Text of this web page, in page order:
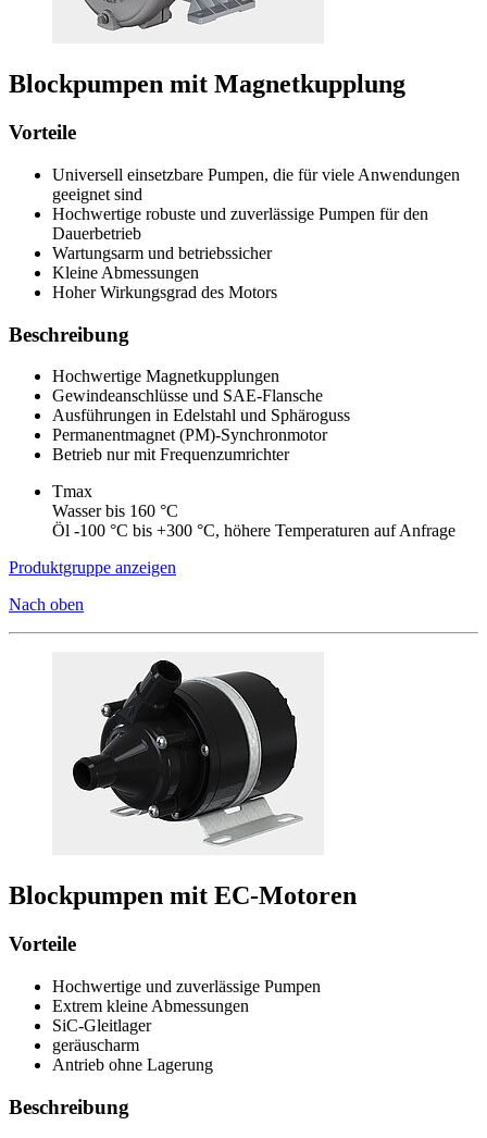
Blockpumpen mit Magnetkupplung
Vorteile
Universell einsetzbare Pumpen, die für viele Anwendungen
geeignet sind
Hochwertige robuste und zuverlässige Pumpen für den
Dauerbetrieb
Wartungsarm und betriebssicher
Kleine Abmessungen
Hoher Wirkungsgrad des Motors
Beschreibung
Hochwertige Magnetkupplungen
Gewindeanschlüsse und SAE-Flansche
Ausführungen in Edelstahl und Sphäroguss
Permanentmagnet (PM)-Synchronmotor
Betrieb nur mit Frequenzumrichter
Tmax
Wasser bis 160 °C
Öl -100 °C bis +300 °C, höhere Temperaturen auf Anfrage
Produktgruppe anzeigen
Nach oben
Blockpumpen mit EC-Motoren
Vorteile
Hochwertige und zuverlässige Pumpen
Extrem kleine Abmessungen
SiC-Gleitlager
geräuscharm
Antrieb ohne Lagerung
Beschreibung